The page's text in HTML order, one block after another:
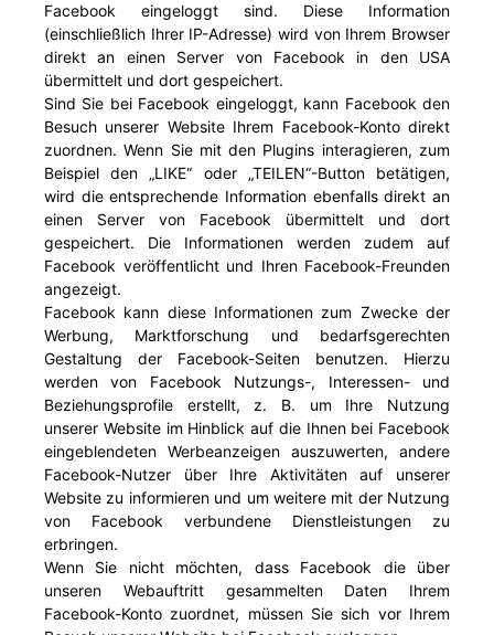
Facebook eingeloggt sind. Diese Information
(einschließlich Ihrer IP-Adresse) wird von Ihrem Browser
direkt an einen Server von Facebook in den USA
übermittelt und dort gespeichert.
Sind Sie bei Facebook eingeloggt, kann Facebook den
Besuch unserer Website Ihrem Facebook-Konto direkt
zuordnen. Wenn Sie mit den Plugins interagieren, zum
Beispiel den „LIKE“ oder „TEILEN“-Button betätigen,
wird die entsprechende Information ebenfalls direkt an
einen Server von Facebook übermittelt und dort
gespeichert. Die Informationen werden zudem auf
Facebook veröffentlicht und Ihren Facebook-Freunden
angezeigt.
Facebook kann diese Informationen zum Zwecke der
Werbung, Marktforschung und bedarfsgerechten
Gestaltung der Facebook-Seiten benutzen. Hierzu
werden von Facebook Nutzungs-, Interessen- und
Beziehungsprofile erstellt, z. B. um Ihre Nutzung
unserer Website im Hinblick auf die Ihnen bei Facebook
eingeblendeten Werbeanzeigen auszuwerten, andere
Facebook-Nutzer über Ihre Aktivitäten auf unserer
Website zu informieren und um weitere mit der Nutzung
von Facebook verbundene Dienstleistungen zu
erbringen.
Wenn Sie nicht möchten, dass Facebook die über
unseren Webauftritt gesammelten Daten Ihrem
Facebook-Konto zuordnet, müssen Sie sich vor Ihrem